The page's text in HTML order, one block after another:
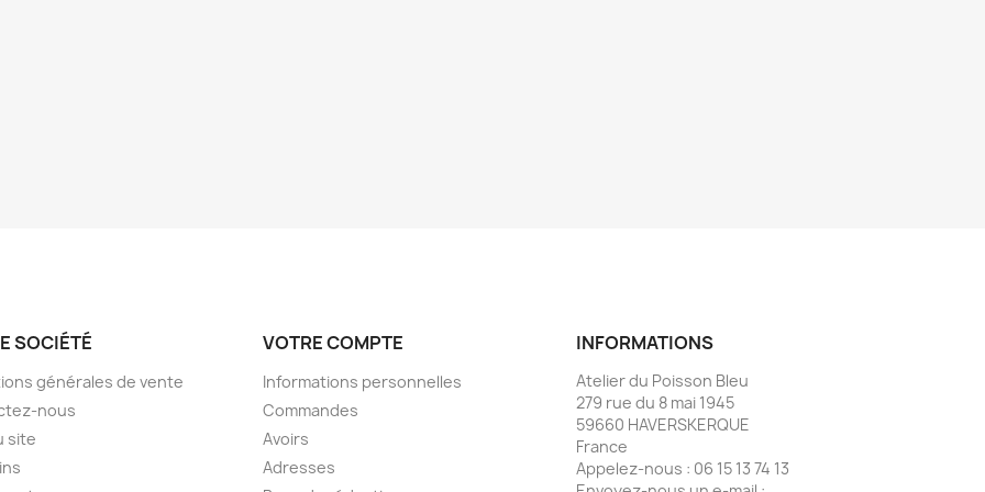
SOCIÉTÉ
générales de vente
nous
site
VOTRE COMPTE
Informations personnelles
Commandes
Avoirs
Adresses
INFORMATIONS
Atelier du Poisson Bleu
279 rue du 8 mai 1945
59660 HAVERSKERQUE
France
Appelez-nous : 06 15 13 74 13